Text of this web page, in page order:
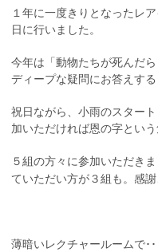
１年に一度きりとなったレ
日に行いました。
今年は「動物たちが死んだ
ディープな疑問にお答えする
祝日ながら、小雨のスター
加いただければ恩の字という
５組の方々に参加いただき
ていただい方が３組も。感謝
薄暗いレクチャールームで･